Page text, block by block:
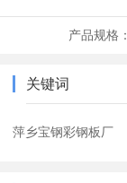
产品规格：
关键词
萍乡宝钢彩钢板厂